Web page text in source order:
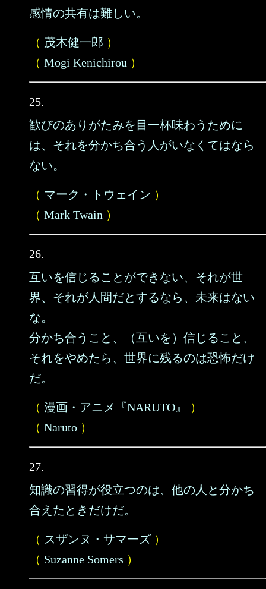
感情の共有は難しい。
（ 茂木健一郎 ）
（ Mogi Kenichirou ）
25.
歓びのありがたみを目一杯味わうために
は、それを分かち合う人がいなくてはなら
ない。
（ マーク・トウェイン ）
（ Mark Twain ）
26.
互いを信じることができない、それが世
界、それが人間だとするなら、未来はない
な。
分かち合うこと、（互いを）信じること、
それをやめたら、世界に残るのは恐怖だけ
だ。
（ 漫画・アニメ『NARUTO』
）
（ Naruto ）
27.
知識の習得が役立つのは、他の人と分かち
合えたときだけだ。
（ スザンヌ・サマーズ ）
（ Suzanne Somers ）